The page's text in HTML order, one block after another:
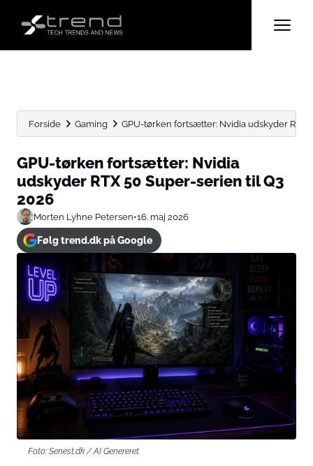
Forside Gaming GPU-tørken fortsætter: Nvidia udskyder RTX
GPU-tørken fortsætter: Nvidia
udskyder RTX 50 Super-serien til Q3
2026
Morten Lyhne Petersen•16. maj 2026
Følg trend.dk på Google
Foto: Senest.dk / AI Genereret